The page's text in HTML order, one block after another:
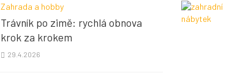
Zahrada a hobby
Trávník po zimě: rychlá obnova
krok za krokem
29.4.2026